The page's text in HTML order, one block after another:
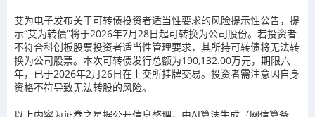
艾为电子发布关于可转债投资者适当性要求的风险提示性公告，提
示“艾为转债”将于2026年7月28日起可转换为公司股份。若投资者
不符合科创板股票投资者适当性管理要求，其所持可转债将无法转
换为公司股票。本次可转债发行总额为190,132.00万元，期限六
年，已于2026年2月26日在上交所挂牌交易。投资者需注意因自身
资格不符导致无法转股的风险。